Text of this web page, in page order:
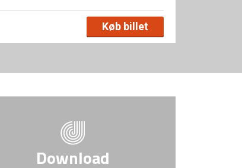
Køb billet
Download